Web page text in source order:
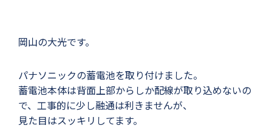
岡山の大光です。
パナソニックの蓄電池を取り付けました。
蓄電池本体は背面上部からしか配線が取り込めないの
で、工事的に少し融通は利きませんが、
見た目はスッキリしてます。